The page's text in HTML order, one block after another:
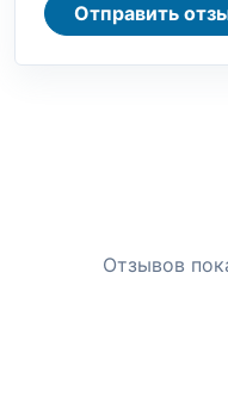
Отправить
Отзывов